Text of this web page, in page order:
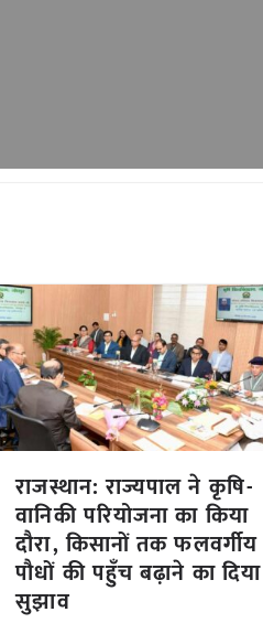
राजस्थान: राज्यपाल ने कृषि-
वानिकी परियोजना का किया
दौरा, किसानों तक फलवर्गीय
पौधों की पहुँच बढ़ाने का दिया
सुझाव